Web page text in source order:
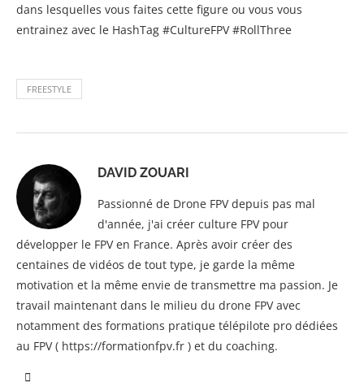
dans lesquelles vous faites cette figure ou vous vous
entrainez avec le HashTag #CultureFPV #RollThree
FREESTYLE
DAVID ZOUARI
Passionné de Drone FPV depuis pas mal
d'année, j'ai créer culture FPV pour
développer le FPV en France. Après avoir créer des
centaines de vidéos de tout type, je garde la même
motivation et la même envie de transmettre ma passion. Je
travail maintenant dans le milieu du drone FPV avec
notamment des formations pratique télépilote pro dédiées
au FPV ( https://formationfpv.fr ) et du coaching.